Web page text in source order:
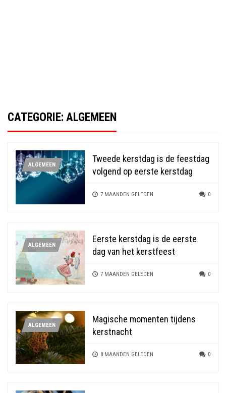
CATEGORIE: ALGEMEEN
ALGEMEEN
Tweede kerstdag is de feestdag
volgend op eerste kerstdag
7 MAANDEN GELEDEN 0
ALGEMEEN
Eerste kerstdag is de eerste
dag van het kerstfeest
7 MAANDEN GELEDEN 0
ALGEMEEN
Magische momenten tijdens
kerstnacht
8 MAANDEN GELEDEN 0